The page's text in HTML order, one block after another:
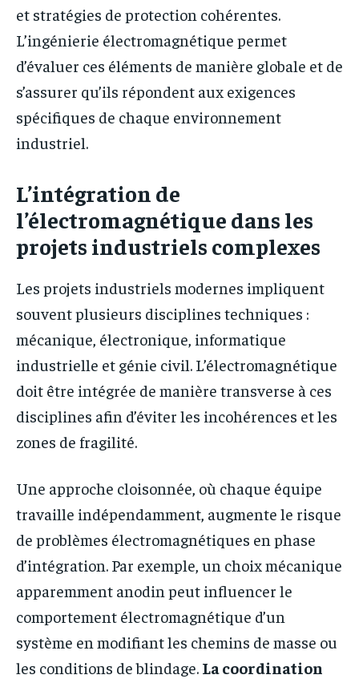
et stratégies de protection cohérentes.
L’ingénierie électromagnétique permet
d’évaluer ces éléments de manière globale et de
s’assurer qu’ils répondent aux exigences
spécifiques de chaque environnement
industriel.
L’intégration de
l’électromagnétique dans les
projets industriels complexes
Les projets industriels modernes impliquent
souvent plusieurs disciplines techniques :
mécanique, électronique, informatique
industrielle et génie civil. L’électromagnétique
doit être intégrée de manière transverse à ces
disciplines afin d’éviter les incohérences et les
zones de fragilité.
Une approche cloisonnée, où chaque équipe
travaille indépendamment, augmente le risque
de problèmes électromagnétiques en phase
d’intégration. Par exemple, un choix mécanique
apparemment anodin peut influencer le
comportement électromagnétique d’un
système en modifiant les chemins de masse ou
les conditions de blindage. La coordination